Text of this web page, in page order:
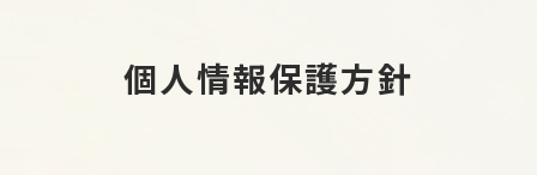
Language
個人情報保護方針